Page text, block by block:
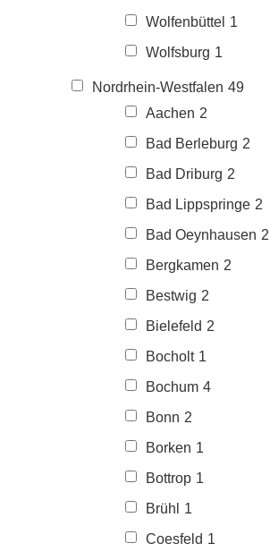
Wolfenbüttel 1
Wolfsburg 1
Nordrhein-Westfalen 49
Aachen 2
Bad Berleburg 2
Bad Driburg 2
Bad Lippspringe 2
Bad Oeynhausen 2
Bergkamen 2
Bestwig 2
Bielefeld 2
Bocholt 1
Bochum 4
Bonn 2
Borken 1
Bottrop 1
Brühl
1
Coesfeld 1